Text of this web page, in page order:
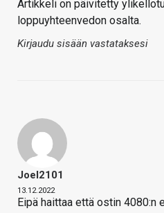
Artikkeli on päivitetty
loppuyhteenvedon osalta.
Kirjaudu sisään vastataksesi
Joel2101
13.12.2022
Eipä haittaa että ostin 4080:n